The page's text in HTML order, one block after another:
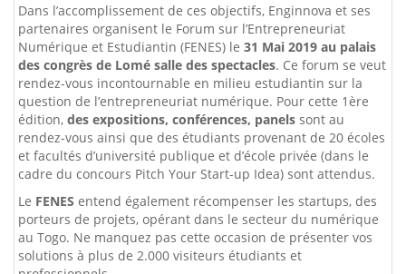
Dans l’accomplissement de ces objectifs, Enginnova et ses
partenaires organisent le Forum sur l’Entrepreneuriat
Numérique et Estudiantin (FENES) le 31 Mai 2019 au palais
des congrès de Lomé salle des spectacles. Ce forum se veut
rendez-vous incontournable en milieu estudiantin sur la
question de l’entrepreneuriat numérique. Pour cette 1ère
édition, des expositions, conférences, panels sont au
rendez-vous ainsi que des étudiants provenant de 20 écoles
et facultés d’université publique et d’école privée (dans le
cadre du concours Pitch Your Start-up Idea) sont attendus.
Le FENES entend également récompenser les startups, des
porteurs de projets, opérant dans le secteur du numérique
au Togo. Ne manquez pas cette occasion de présenter vos
solutions à plus de 2.000 visiteurs étudiants et